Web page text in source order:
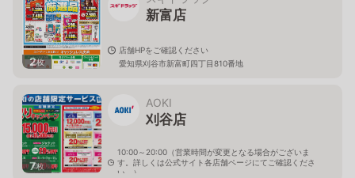
2枚
新富店
店舗HPをご確認ください
愛知県刈谷市新富町四丁目810番地
7枚
AOKI
刈谷店
10:00～20:00（営業時間が変更となる場合がございま
す。詳しくは公式サイト各店舗ページにてご確認くださ
い。）